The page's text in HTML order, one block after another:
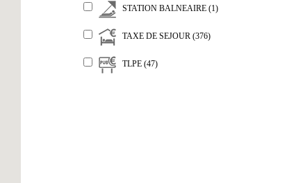
STATION BALNEAIRE (1)
TAXE DE SEJOUR (376)
TLPE (47)